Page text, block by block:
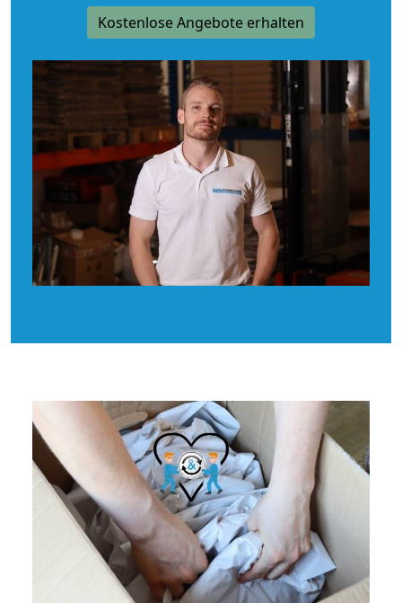
Kostenlose Angebote erhalten